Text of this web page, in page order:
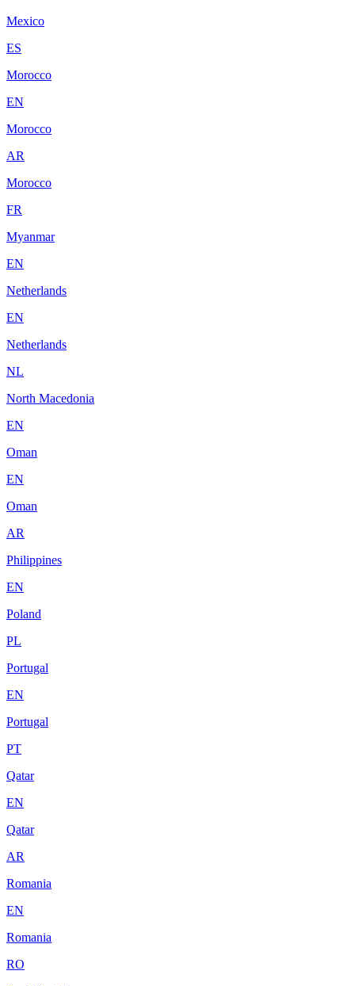
Mexico
ES
Morocco
EN
Morocco
AR
Morocco
FR
Myanmar
EN
Netherlands
EN
Netherlands
NL
North Macedonia
EN
Oman
EN
Oman
AR
Philippines
EN
Poland
PL
Portugal
EN
Portugal
PT
Qatar
EN
Qatar
AR
Romania
EN
Romania
RO